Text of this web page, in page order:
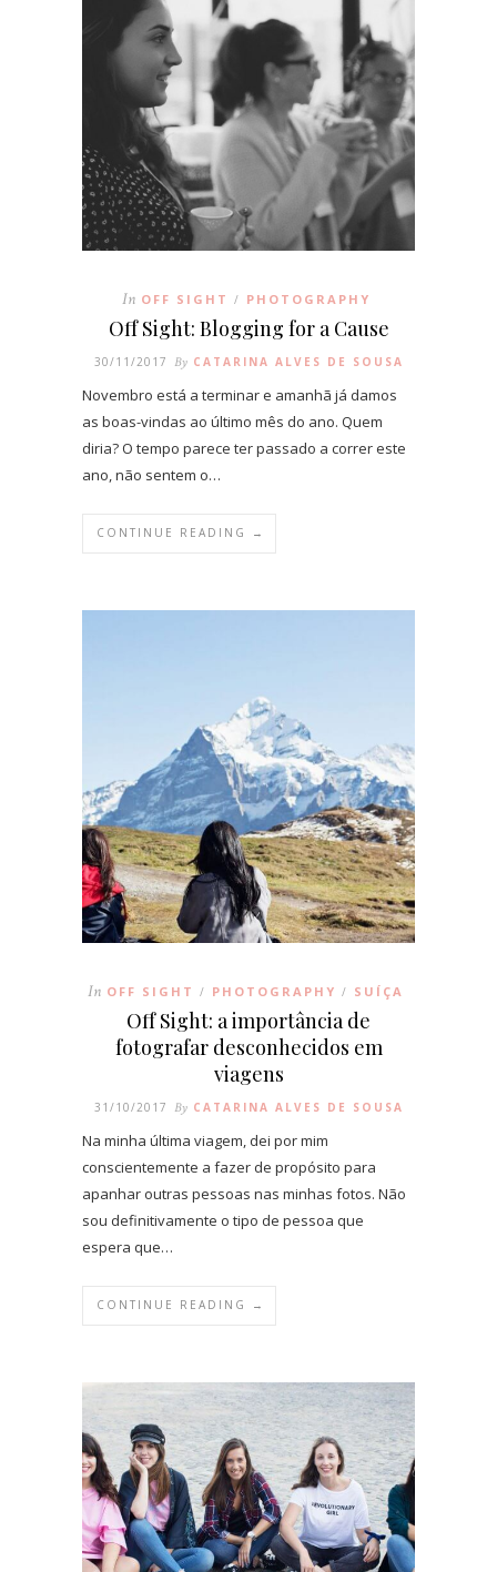
In OFF SIGHT / PHOTOGRAPHY
Off Sight: Blogging for a Cause
30/11/2017 By CATARINA ALVES DE SOUSA
Novembro está a terminar e amanhã já damos
as boas-vindas ao último mês do ano. Quem
diria? O tempo parece ter passado a correr este
ano, não sentem o…
CONTINUE READING →
In OFF SIGHT / PHOTOGRAPHY / SUÍÇA
Off Sight: a importância de
fotografar desconhecidos em
viagens
31/10/2017 By CATARINA ALVES DE SOUSA
Na minha última viagem, dei por mim
conscientemente a fazer de propósito para
apanhar outras pessoas nas minhas fotos. Não
sou definitivamente o tipo de pessoa que
espera que…
CONTINUE READING →